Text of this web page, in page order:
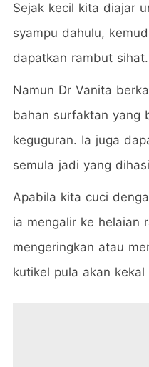
Sejak kecil kita diajar
syampu dahulu,
dapatkan rambut sihat.
Namun Dr Vanita
bahan surfaktan yang
keguguran. Ia juga
semula jadi yang
Apabila kita cuci
ia mengalir ke helaian
mengeringkan atau
kutikel pula akan kekal